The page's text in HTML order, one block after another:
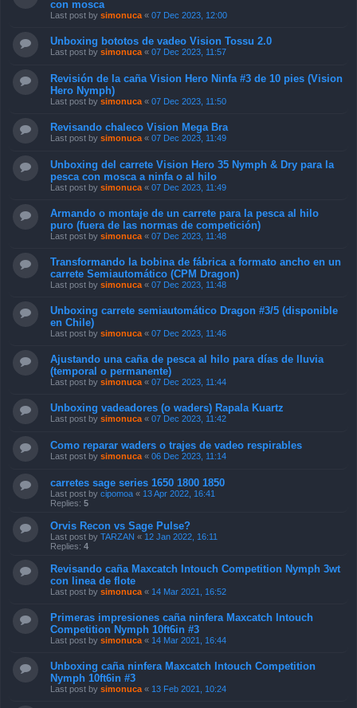
con mosca
Last post by simonuca « 07 Dec 2023, 12:00
Unboxing bototos de vadeo Vision Tossu 2.0
Last post by simonuca « 07 Dec 2023, 11:57
Revisión de la caña Vision Hero Ninfa #3 de 10 pies (Vision
Hero Nymph)
Last post by simonuca « 07 Dec 2023, 11:50
Revisando chaleco Vision Mega Bra
Last post by simonuca « 07 Dec 2023, 11:49
Unboxing del carrete Vision Hero 35 Nymph & Dry para la
pesca con mosca a ninfa o al hilo
Last post by simonuca « 07 Dec 2023, 11:49
Armando o montaje de un carrete para la pesca al hilo
puro (fuera de las normas de competición)
Last post by simonuca « 07 Dec 2023, 11:48
Transformando la bobina de fábrica a formato ancho en un
carrete Semiautomático (CPM Dragon)
Last post by simonuca « 07 Dec 2023, 11:48
Unboxing carrete semiautomático Dragon #3/5 (disponible
en Chile)
Last post by simonuca « 07 Dec 2023, 11:46
Ajustando una caña de pesca al hilo para días de lluvia
(temporal o permanente)
Last post by simonuca « 07 Dec 2023, 11:44
Unboxing vadeadores (o waders) Rapala Kuartz
Last post by simonuca « 07 Dec 2023, 11:42
Como reparar waders o trajes de vadeo respirables
Last post by simonuca « 06 Dec 2023, 11:14
carretes sage series 1650 1800 1850
Last post by cipomoa « 13 Apr 2022, 16:41
Replies: 5
Orvis Recon vs Sage Pulse?
Last post by TARZAN « 12 Jan 2022, 16:11
Replies: 4
Revisando caña Maxcatch Intouch Competition Nymph 3wt
con linea de flote
Last post by simonuca « 14 Mar 2021, 16:52
Primeras impresiones caña ninfera Maxcatch Intouch
Competition Nymph 10ft6in #3
Last post by simonuca « 14 Mar 2021, 16:44
Unboxing caña ninfera Maxcatch Intouch Competition
Nymph 10ft6in #3
Last post by simonuca « 13 Feb 2021, 10:24